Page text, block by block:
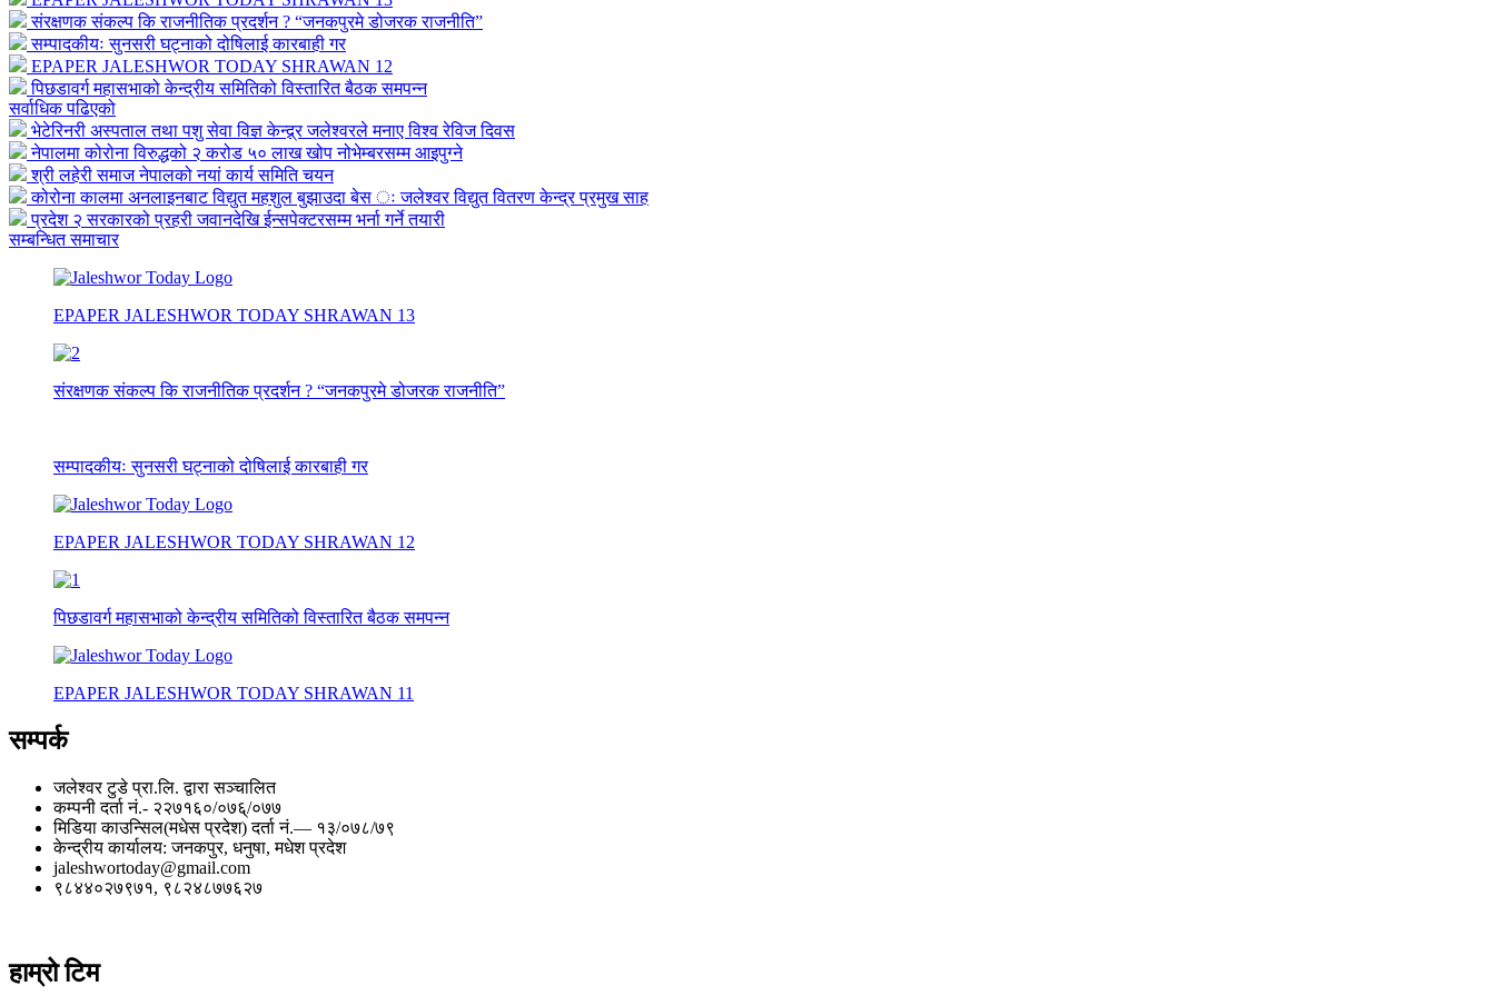
संरक्षणक संकल्प कि राजनीतिक प्रदर्शन ? “जनकपुरमे डोजरक राजनीति”
सम्पादकीयः सुनसरी घट्नाको दोषिलाई कारबाही गर
EPAPER JALESHWOR TODAY SHRAWAN 12
पिछडावर्ग महासभाको केन्द्रीय समितिको विस्तारित बैठक समपन्न
सर्वाधिक पढिएको
भेटेरिनरी अस्पताल तथा पशु सेवा विज्ञ केन्द्र्र जलेश्वरले मनाए विश्व रेविज दिवस
नेपालमा कोरोना विरुद्धको २ करोड ५० लाख खोप नोभेम्बरसम्म आइपुग्ने
श्री लहेरी समाज नेपालको नयां कार्य समिति चयन
कोरोना कालमा अनलाइनबाट विद्युत महशुल बुझाउदा बेस ः जलेश्वर विद्युत वितरण केन्द्र प्रमुख साह
प्रदेश २ सरकारको प्रहरी जवानदेखि ईन्सपेक्टरसम्म भर्ना गर्ने तयारी
सम्बन्धित समाचार
EPAPER JALESHWOR TODAY SHRAWAN 13
संरक्षणक संकल्प कि राजनीतिक प्रदर्शन ? “जनकपुरमे डोजरक राजनीति”
सम्पादकीयः सुनसरी घट्नाको दोषिलाई कारबाही गर
EPAPER JALESHWOR TODAY SHRAWAN 12
पिछडावर्ग महासभाको केन्द्रीय समितिको विस्तारित बैठक समपन्न
EPAPER JALESHWOR TODAY SHRAWAN 11
सम्पर्क
जलेश्वर टुडे प्रा.लि. द्वारा सञ्चालित
कम्पनी दर्ता नं.- २२७१६०/०७६्/०७७
मिडिया काउन्सिल(मधेस प्रदेश) दर्ता नं.— १३/०७८/७९
केन्द्रीय कार्यालय: जनकपुर, धनुषा, मधेश प्रदेश
jaleshwortoday@gmail.com
९८४४०२७९७१, ९८२४८७७६२७
हाम्रो टिम